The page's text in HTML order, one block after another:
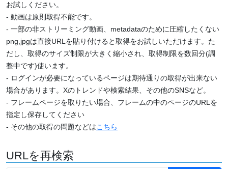
お試しください。
- 動画は原則取得不能です。
- 一部の非ストリーミング動画、metadataのために圧縮したくない
png,jpgは直接URLを貼り付けると取得をお試しいただけます。た
だし、取得のサイズ制限が大きく縮小され、取得制限を数回分(調
整中です)使います。
- ログインが必要になっているページは期待通りの取得が出来ない
場合があります。Xのトレンドや検索結果、その他のSNSなど。
- フレームページを取りたい場合、フレームの中のページのURLを
指定し保存してください
- その他の取得の問題などはこちら
URLを再検索